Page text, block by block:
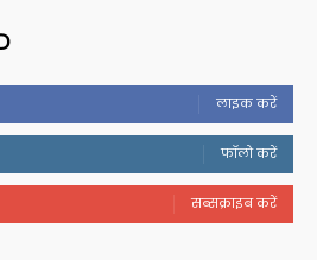
लाइक करें
फॉलो करें
सब्सक्राइब करें